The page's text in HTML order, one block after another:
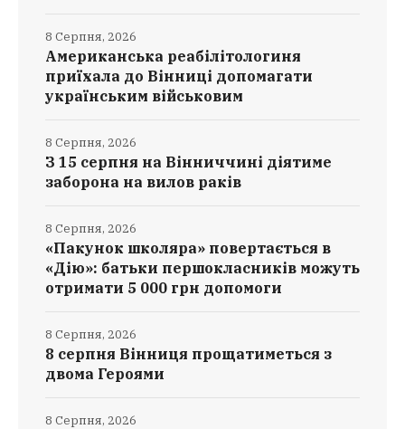
Американська реабілітологиня
приїхала до Вінниці допомагати
українським військовим
8 Серпня, 2026
З 15 серпня на Вінниччині діятиме
заборона на вилов раків
8 Серпня, 2026
«Пакунок школяра» повертається в
«Дію»: батьки першокласників можуть
отримати 5 000 грн допомоги
8 Серпня, 2026
8 серпня Вінниця прощатиметься з
двома Героями
8 Серпня, 2026
8 Серпня, 2026